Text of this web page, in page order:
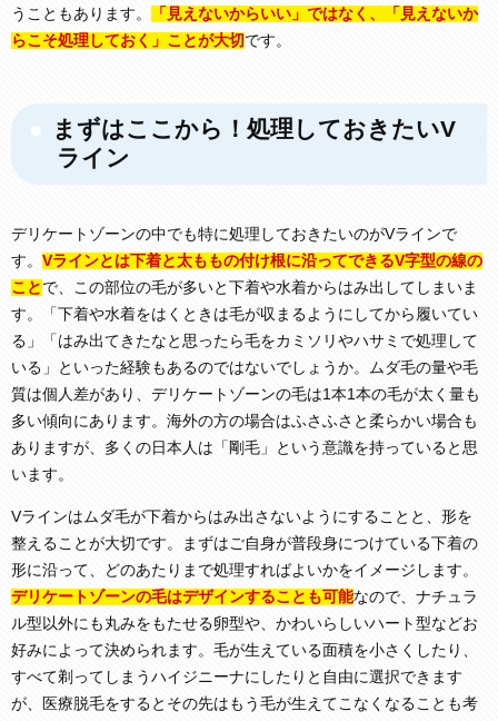
うこともあります。
「見えないからいい」ではなく、「見えないか
らこそ処理しておく」ことが大切 です。
まずはここから！処理しておきたいV
ライン
デリケートゾーンの中でも特に処理しておきたいのがVラインで
す。 Vラインとは下着と太ももの付け根に沿ってできるV字型の線の
こと で、この部位の毛が多いと下着や水着からはみ出してしまいま
す。「下着や水着をはくときは毛が収まるようにしてから履いてい
る」「はみ出てきたなと思ったら毛をカミソリやハサミで処理して
いる」といった経験もあるのではないでしょうか。ムダ毛の量や毛
質は個人差があり、デリケートゾーンの毛は1本1本の毛が太く量も
多い傾向にあります。海外の方の場合はふさふさと柔らかい場合も
ありますが、多くの日本人は「剛毛」という意識を持っていると思
います。
Vラインはムダ毛が下着からはみ出さないようにすることと、形を
整えることが大切です。まずはご自身が普段身につけている下着の
形に沿って、どのあたりまで処理すればよいかをイメージします。
デリケートゾーンの毛はデザインすることも可能なので、ナチュラ
ル型以外にも丸みをもたせる卵型や、かわいらしいハート型などお
好みによって決められます。毛が生えている面積を小さくしたり、
すべて剃ってしまうハイジニーナにしたりと自由に選択できます
が、医療脱毛をするとその先はもう毛が生えてこなくなることも考